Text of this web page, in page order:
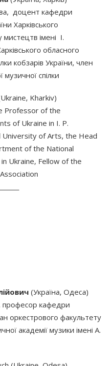
доцент кафедри
Харківського
мистецтв імені І.
обласного
кобзарів України, член
музичної спілки
Kharkiv)
Professor of the
of Ukraine in I. P.
University of Arts, the Head
of the National
Ukraine, Fellow of the
(Україна, Одеса)
професор кафедри
оркестрового факультету
академії музики імені А.